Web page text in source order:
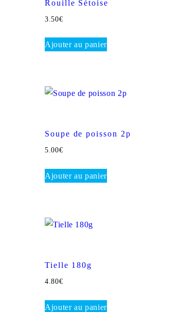
Rouille Sétoise
3.50€
Ajouter au panier
Soupe de poisson 2p
5.00€
Ajouter au panier
Tielle 180g
4.80€
Ajouter au panier